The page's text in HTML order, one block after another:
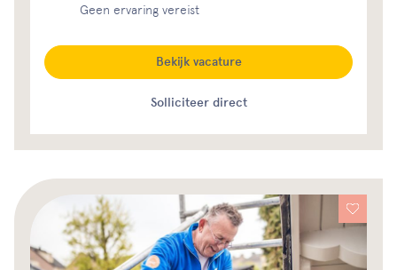
Geen ervaring vereist
Solliciteer direct
Bekijk vacature